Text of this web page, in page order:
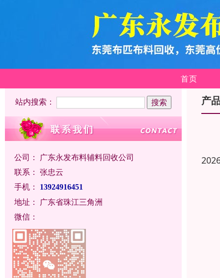
首页
站内搜索：
公司： 广东永发布料辅料回收公司
联系： 张忠云
手机：
13924916451
地址： 广东省珠江三角洲
微信：
产